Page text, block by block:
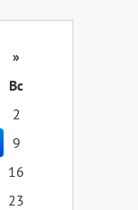
»
Вс
2
9
16
23